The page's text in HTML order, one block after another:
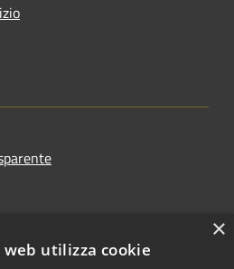
×
web utilizza cookie